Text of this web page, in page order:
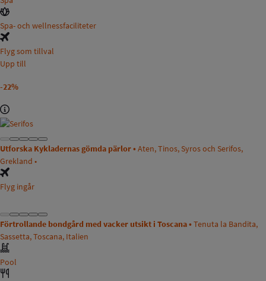
Spa- och wellnessfaciliteter
Flyg som tillval
Upp till
-22%
Utforska Kykladernas gömda pärlor • Aten, Tinos, Syros och Serifos,
Grekland •
Flyg ingår
Förtrollande bondgård med vacker utsikt i Toscana • Tenuta la Bandita,
Sassetta, Toscana, Italien
Pool